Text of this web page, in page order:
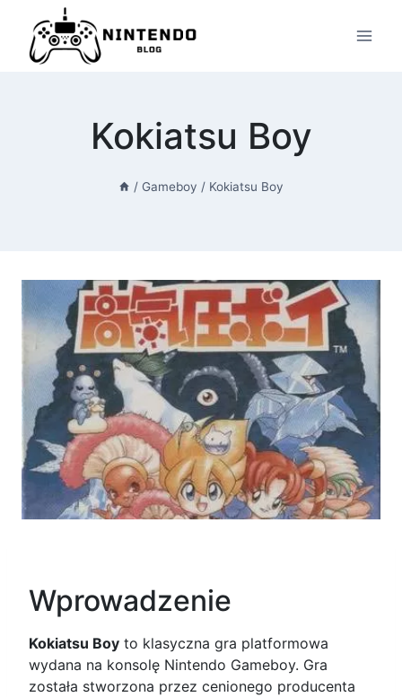
Przeskocz
treści
Kokiatsu Boy
/ Gameboy / Kokiatsu Boy
Wprowadzenie
Kokiatsu Boy to klasyczna gra platformowa
wydana na konsolę Nintendo Gameboy. Gra
została stworzona przez cenionego producenta